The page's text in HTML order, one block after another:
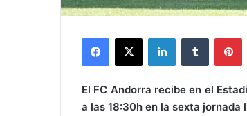
El FC Andorra recibe en el
a las 18:30h en la sexta jornada